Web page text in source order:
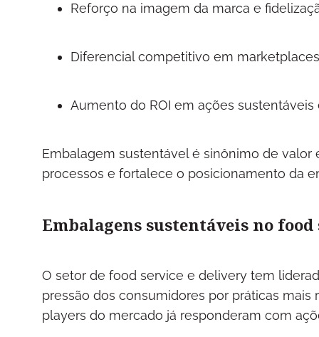
Reforço na imagem da marca e
Diferencial competitivo em
Aumento do ROI em ações
Embalagem sustentável é sinônimo de valor
processos e fortalece o posicionamento da
Embalagens sustentáveis no
O setor de food service e delivery tem
pressão dos consumidores por práticas
players do mercado já responderam com